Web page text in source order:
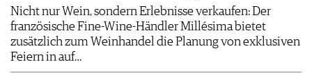
Nicht nur Wein, sondern Erlebnisse verkaufen: Der
französische Fine-Wine-Händler Millésima bietet
zusätzlich zum Weinhandel die Planung von exklusiven
Feiern in auf…